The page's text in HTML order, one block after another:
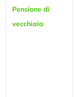
Pensione di
vecchiaia